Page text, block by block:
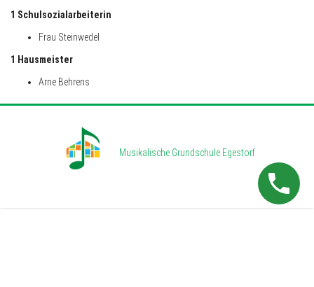
1 Schulsozialarbeiterin
Frau Steinwedel
1 Hausmeister
Arne Behrens
Musikalische Grundschule Egestorf